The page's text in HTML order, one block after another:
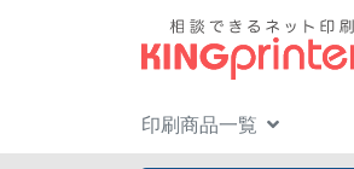
印刷商品一覧